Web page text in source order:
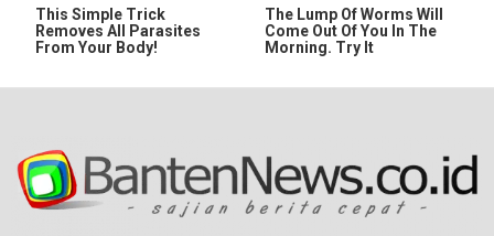
This Simple Trick
Removes All Parasites
From Your Body!
The Lump Of Worms Will
Come Out Of You In The
Morning. Try It